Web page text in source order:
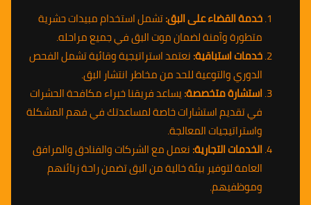
خدمة القضاء على البق:تشمل استخدام مبيدات حشرية
متطورة وآمنة لضمان موت البق في جميع مراحله.
خدمات استباقية:نعتمد استراتيجية وقائية تشمل الفحص
الدوري والتوعية للحد من مخاطر انتشار البق.
استشارة متخصصة:يساعد فريقنا خبراء مكافحة الحشرات
في تقديم استشارات خاصة لمساعدتك في فهم المشكلة
واستراتيجيات المعالجة.
الخدمات التجارية:نعمل مع الشركات والفنادق والمرافق
العامة لتوفير بيئة خالية من البق تضمن راحة زبائنهم
وموظفيهم.